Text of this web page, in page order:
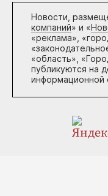
Новости,
компаний» и «
«реклама»,
«область»,
публикуются на
информационной